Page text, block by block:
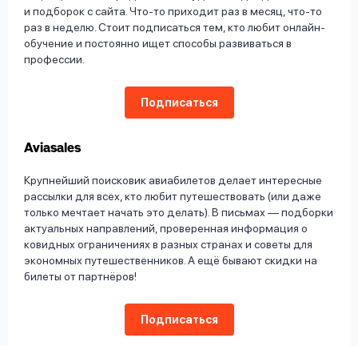
и подборок с сайта. Что-то приходит раз в месяц, что-то
раз в неделю. Стоит подписаться тем, кто любит онлайн-
обучение и постоянно ищет способы развиваться в
профессии.
Подписаться
Aviasales
Крупнейший поисковик авиабилетов делает интересные
рассылки для всех, кто любит путешествовать (или даже
только мечтает начать это делать). В письмах — подборки
актуальных направлений, проверенная информация о
ковидных ограничениях в разных странах и советы для
экономных путешественников. А ещё бывают скидки на
билеты от партнёров!
Подписаться